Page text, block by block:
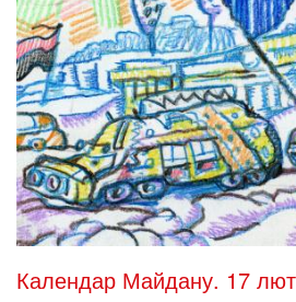
Календар Майдану. 17